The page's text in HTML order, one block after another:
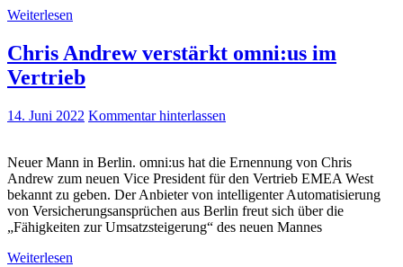
Weiterlesen
Chris Andrew verstärkt omni:us im
Vertrieb
14. Juni 2022 Kommentar hinterlassen
Neuer Mann in Berlin. omni:us hat die Ernennung von Chris
Andrew zum neuen Vice President für den Vertrieb EMEA West
bekannt zu geben. Der Anbieter von intelligenter Automatisierung
von Versicherungsansprüchen aus Berlin freut sich über die
„Fähigkeiten zur Umsatzsteigerung“ des neuen Mannes
Weiterlesen